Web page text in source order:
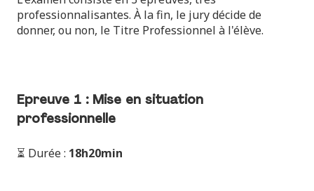
professionnalisantes. À la fin, le jury décide de
donner, ou non, le Titre Professionnel à l'élève.
Epreuve 1 : Mise en situation
professionnelle
⏳ Durée : 18h20min